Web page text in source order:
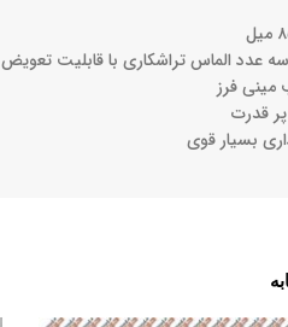
سه عدد الماس تراشکاری با قابلیت تعویض
مینی فرز
قدرت
بسیار قوی